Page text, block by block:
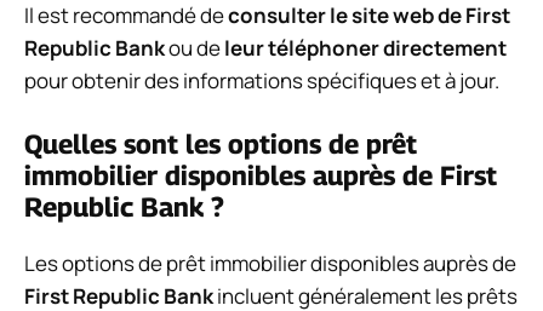
Il est recommandé deconsulter le site web de First
Republic Bankou deleur téléphoner directement
pour obtenir des informations spécifiques et à jour.
Quelles sont les options de prêt
immobilier disponibles auprès de First
Republic Bank ?
Les options de prêt immobilier disponibles auprès de
First Republic Bankincluent généralement les prêts